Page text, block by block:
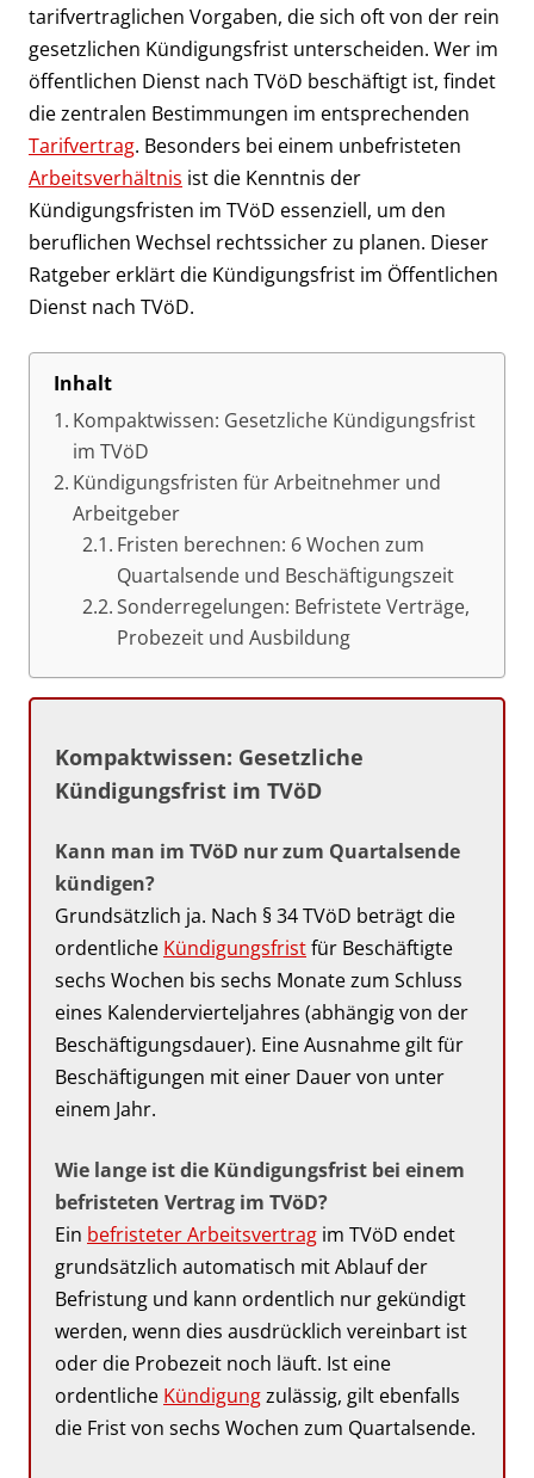
tarifvertraglichen Vorgaben, die sich oft von der rein
gesetzlichen Kündigungsfrist unterscheiden. Wer im
öffentlichen Dienst nach TVöD beschäftigt ist, findet
die zentralen Bestimmungen im entsprechenden
Tarifvertrag. Besonders bei einem unbefristeten
Arbeitsverhältnis ist die Kenntnis der
Kündigungsfristen im TVöD essenziell, um den
beruflichen Wechsel rechtssicher zu planen. Dieser
Ratgeber erklärt die Kündigungsfrist im Öffentlichen
Dienst nach TVöD.
Inhalt
Kompaktwissen: Gesetzliche Kündigungsfrist
im TVöD
Kündigungsfristen für Arbeitnehmer und
Arbeitgeber
Fristen berechnen: 6 Wochen zum
Quartalsende und Beschäftigungszeit
Sonderregelungen: Befristete Verträge,
Probezeit und Ausbildung
Kompaktwissen: Gesetzliche
Kündigungsfrist im TVöD
Kann man im TVöD nur zum Quartalsende
kündigen?
Grundsätzlich ja. Nach § 34 TVöD beträgt die
ordentliche Kündigungsfristfür Beschäftigte
sechs Wochen bis sechs Monate zum Schluss
eines Kalendervierteljahres (abhängig von der
Beschäftigungsdauer). Eine Ausnahme gilt für
Beschäftigungen mit einer Dauer von unter
einem Jahr.
Wie lange ist die Kündigungsfrist bei einem
befristeten Vertrag im TVöD?
Ein befristeter Arbeitsvertrag im TVöD endet
grundsätzlich automatisch mit Ablauf der
Befristung und kann ordentlich nur gekündigt
werden, wenn dies ausdrücklich vereinbart ist
oder die Probezeit noch läuft. Ist eine
ordentliche Kündigungzulässig, gilt ebenfalls
die Frist von sechs Wochen zum Quartalsende.